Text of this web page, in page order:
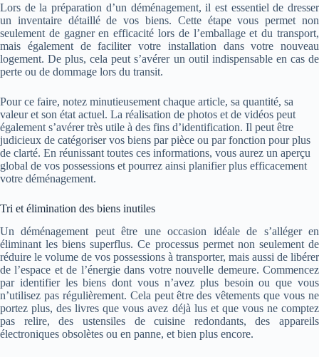
Lors de la préparation d’un déménagement, il est essentiel de dresser
un inventaire détaillé de vos biens. Cette étape vous permet non
seulement de gagner en efficacité lors de l’emballage et du transport,
mais également de faciliter votre installation dans votre nouveau
logement. De plus, cela peut s’avérer un outil indispensable en cas de
perte ou de dommage lors du transit.
Pour ce faire, notez minutieusement chaque article, sa quantité, sa
valeur et son état actuel. La réalisation de photos et de vidéos peut
également s’avérer très utile à des fins d’identification. Il peut être
judicieux de catégoriser vos biens par pièce ou par fonction pour plus
de clarté. En réunissant toutes ces informations, vous aurez un aperçu
global de vos possessions et pourrez ainsi planifier plus efficacement
votre déménagement.
Tri et élimination des biens inutiles
Un déménagement peut être une occasion idéale de s’alléger en
éliminant les biens superflus. Ce processus permet non seulement de
réduire le volume de vos possessions à transporter, mais aussi de libérer
de l’espace et de l’énergie dans votre nouvelle demeure. Commencez
par identifier les biens dont vous n’avez plus besoin ou que vous
n’utilisez pas régulièrement. Cela peut être des vêtements que vous ne
portez plus, des livres que vous avez déjà lus et que vous ne comptez
pas relire, des ustensiles de cuisine redondants, des appareils
électroniques obsolètes ou en panne, et bien plus encore.